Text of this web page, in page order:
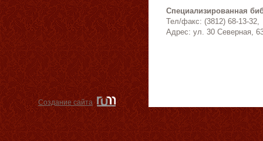
Специализированная
Тел/факс: (3812) 68-13-32,
Адрес: ул. 30 Северная,
Создание сайта